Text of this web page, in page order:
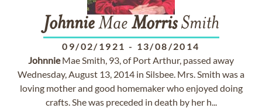
JohnnieMae MorrisSmith
09/02/1921 - 13/08/2014
JohnnieMae Smith, 93, of Port Arthur, passed away
Wednesday, August 13, 2014 in Silsbee. Mrs. Smith was a
loving mother and good homemaker who enjoyed doing
crafts. She was preceded in death by her h...